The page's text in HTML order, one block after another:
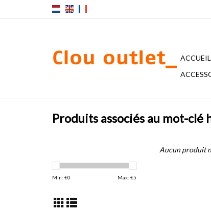
ACCUEIL
Produits associés au mot-clé
Min: €0 Max: €5
Aucun produit